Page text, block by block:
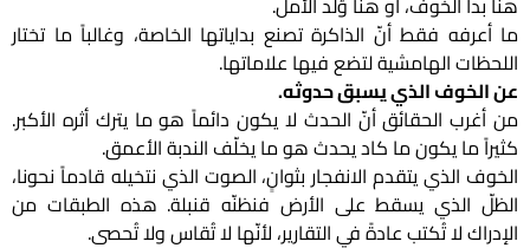
ما أعرفه فقط أنّ الذاكرة تصنع بداياتها الخاصة، وغالباً ما تختار
اللحظات الهامشية لتضع فيها علاماتها.
عن الخوف الذي يسبق حدوثه.
من أغرب الحقائق أنّ الحدث لا يكون دائماً هو ما يترك أثره الأكبر.
كثيراً ما يكون ما كاد يحدث هو ما يخلّف الندبة الأعمق.
الخوف الذي يتقدم الانفجار بثوانٍ، الصوت الذي نتخيله قادماً نحونا،
الظلّ الذي يسقط على الأرض فنظنّه قنبلة. هذه الطبقات من
الإدراك لا تُكتب عادةً في التقارير، لأنّها لا تُقاس ولا تُحصى.